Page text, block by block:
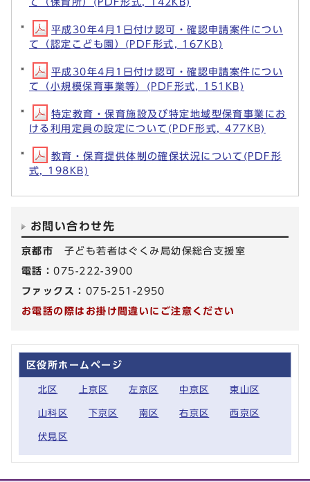
平成30年4月1日付け認可・確認申請案件につい
て（認定こども園）(PDF形式, 167KB)
平成30年4月1日付け認可・確認申請案件につい
て（小規模保育事業等）(PDF形式, 151KB)
特定教育・保育施設及び特定地域型保育事業にお
ける利用定員の設定について(PDF形式, 477KB)
教育・保育提供体制の確保状況について(PDF形
式, 198KB)
お問い合わせ先
京都市 子ども若者はぐくみ局幼保総合支援室
電話：075-222-3900
ファックス： 075-251-2950
お電話の際はお掛け間違いにご注意ください
区役所ホームページ
北区 上京区 左京区 中京区 東山区
山科区 下京区 南区 右京区 西京区
伏見区